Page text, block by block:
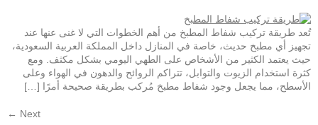
تُعد طريقة تركيب شفاط المطبخ من أهم الخطوات التي لا غنى عنها عند
تجهيز أي مطبخ حديث، خاصة في المنازل داخل المملكة العربية السعودية،
حيث يعتمد الكثير من الأشخاص على الطهي اليومي بشكل مكثف. ومع
كثرة استخدام الزيوت والتوابل، تتراكم الروائح والدهون في الهواء وعلى
الأسطح، مما يجعل وجود شفاط مطبخ مُركب بطريقة صحيحة أمرًا […]
Next
←